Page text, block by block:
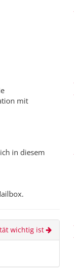
mit
in diesem
wichtig ist